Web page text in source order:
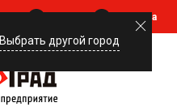
Корзина
Выбрать другой город